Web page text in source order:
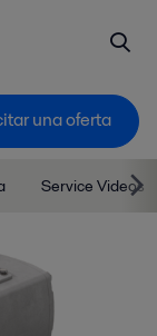
una oferta
Service Videos